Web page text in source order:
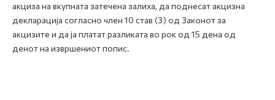
акциза на вкупната затечена залиха, да поднесат акцизна
декларација согласно член 10 став (3) од Законот за
акцизите и да ја платат разликата во рок од 15 дена од
денот на извршениот попис.